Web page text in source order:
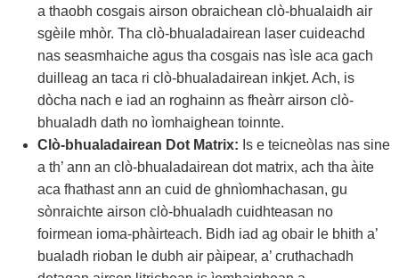
a thaobh cosgais airson obraichean clò-bhualaidh air
sgèile mhòr. Tha clò-bhualadairean laser cuideachd
nas seasmhaiche agus tha cosgais nas ìsle aca gach
duilleag an taca ri clò-bhualadairean inkjet. Ach, is
dòcha nach e iad an roghainn as fheàrr airson clò-
bhualadh dath no ìomhaighean toinnte.
Clò-bhualadairean Dot Matrix: Is e teicneòlas nas sine
a th’ ann an clò-bhualadairean dot matrix, ach tha àite
aca fhathast ann an cuid de ghnìomhachasan, gu
sònraichte airson clò-bhualadh cuidhteasan no
foirmean ioma-phàirteach. Bidh iad ag obair le bhith a’
bualadh rioban le dubh air pàipear, a’ cruthachadh